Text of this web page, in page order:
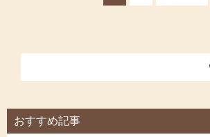
おすすめ記事